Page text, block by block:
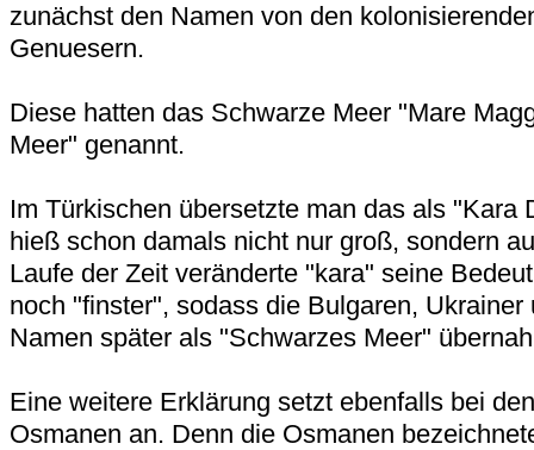
zunächst den Namen von den
Genuesern.
Diese hatten das Schwarze Meer "Mare
Meer" genannt.
Im Türkischen übersetzte man das als "Kara
hieß schon damals nicht nur groß, sondern
Laufe der Zeit veränderte "kara" seine
noch "finster", sodass die Bulgaren,
Namen später als "Schwarzes Meer"
Eine weitere Erklärung setzt ebenfalls bei
Osmanen an. Denn die Osmanen